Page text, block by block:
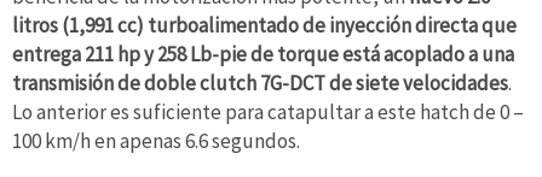
litros (1,991 cc) turboalimentado de inyección directa que
entrega 211 hp y 258 Lb-pie de torque está acoplado a una
transmisión de doble clutch 7G-DCT de siete velocidades.
Lo anterior es suficiente para catapultar a este hatch de 0 –
100 km/h en apenas 6.6 segundos.